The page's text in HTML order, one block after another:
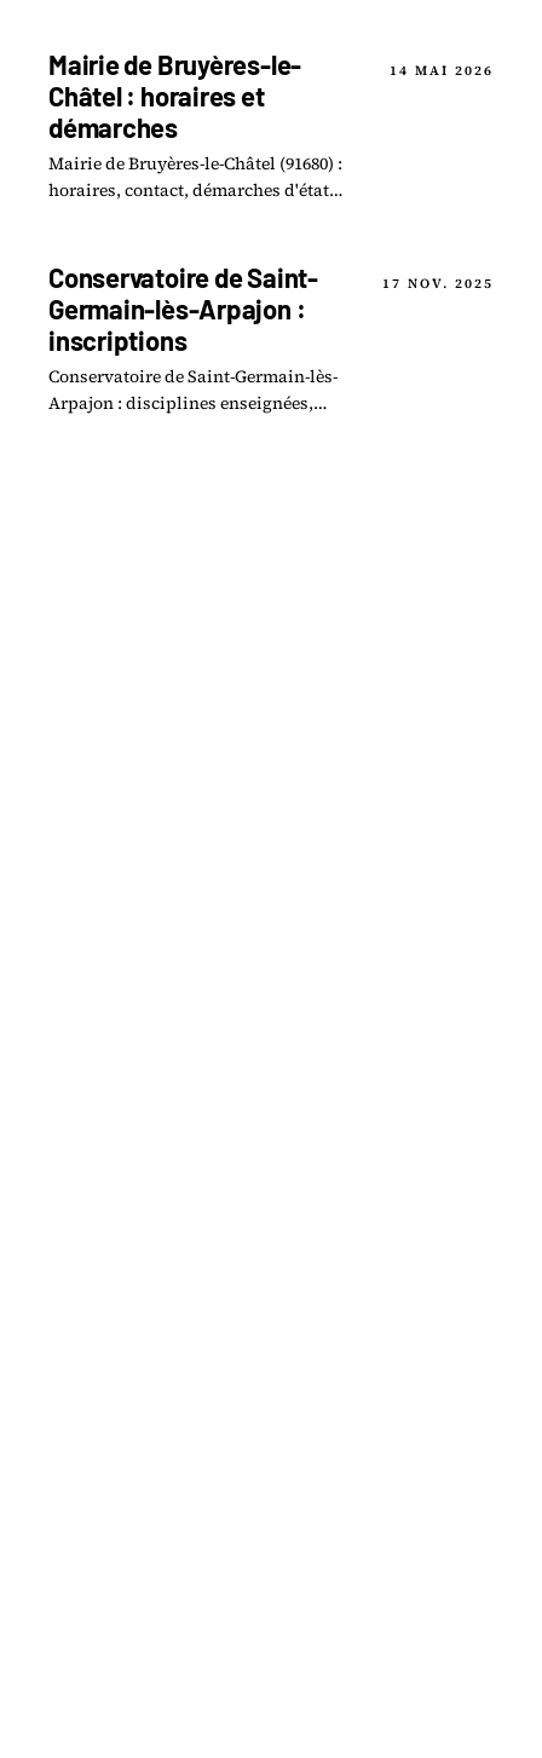
habitants.
Mairie de Bruyères-le-
Châtel : horaires et
démarches
Mairie de Bruyères-le-Châtel (91680) :
horaires, contact, démarches d'état
14 MAI 2026
Conservatoire de Saint-
Germain-lès-Arpajon :
inscriptions
Conservatoire de Saint-Germain-lès-
Arpajon : disciplines enseignées,
17 NOV. 2025